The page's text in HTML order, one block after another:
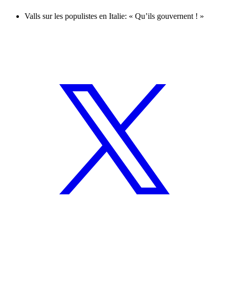
Valls sur les populistes en Italie: « Qu’ils gouvernent ! »